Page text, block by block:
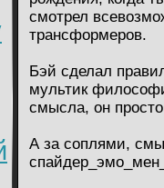
смотрел
трансформеров.
Бэй сделал
мультик
смысла, он
А за соплями,